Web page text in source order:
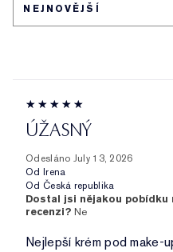
ÚŽASNÝ
Odesláno July 13, 2026
Od Irena
Od Česká republika
Dostal jsi nějakou pobídku
recenzi? Ne
Nejlepší krém pod make-